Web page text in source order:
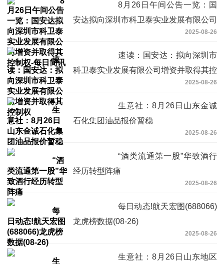
8月26日午间公告一览：国
安达拟向深圳市科卫泰实业发展有限公司
2025-08-26
速读：国安达：拟向深圳市
科卫泰实业发展有限公司增资并取得其控
2025-08-26
生意社：8月26日山东金诚
石化集团油品报价暂稳
2025-08-26
“酒类流通第一股”华致酒行
经历转型阵痛
2025-08-26
每日动态!航天宏图(688066)
龙虎榜数据(08-26)
2025-08-26
生意社：8月26日山东地区